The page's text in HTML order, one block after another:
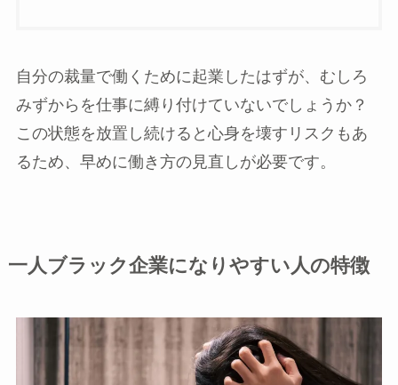
自分の裁量で働くために起業したはずが、むしろ
みずからを仕事に縛り付けていないでしょうか？
この状態を放置し続けると心身を壊すリスクもあ
るため、早めに働き方の見直しが必要です。
一人ブラック企業になりやすい人の特徴